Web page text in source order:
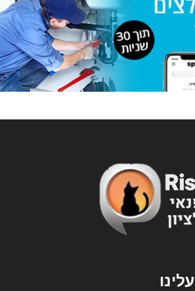
עלינו